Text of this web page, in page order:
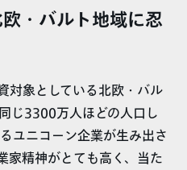
・バルト地域に忍
象としている北欧・バル
じ3300万人ほどの人口し
ユニコーン企業が生み出さ
家精神がとても高く、当た